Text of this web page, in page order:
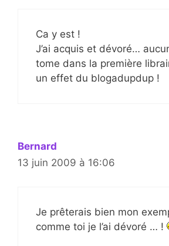
Ca y est !
J’ai acquis et dévoré…
tome dans la première
un effet du blogadupdup !
Bernard
13 juin 2009 à 16:06
Je prêterais bien mon
comme toi je l’ai dévoré … !